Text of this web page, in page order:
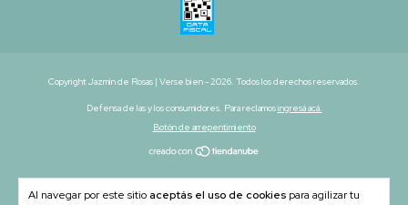
Al navegar por este sitio aceptás el uso de cookies para agilizar tu
Copyright Jazmín de Rosas | Verse bien - 2026. Todos los derechos reservados.
Defensa de las y los consumidores. Para reclamosingresá acá.
Botón de arrepentimiento